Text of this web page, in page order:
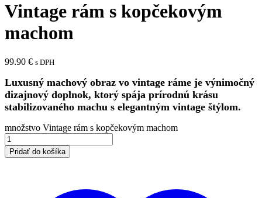
Vintage rám s kopčekovým
machom
99.90 € s DPH
Luxusný machový obraz vo vintage ráme je výnimočný
dizajnový doplnok, ktorý spája prírodnú krásu
stabilizovaného machu s elegantným vintage štýlom.
množstvo Vintage rám s kopčekovým machom
Pridať do košíka